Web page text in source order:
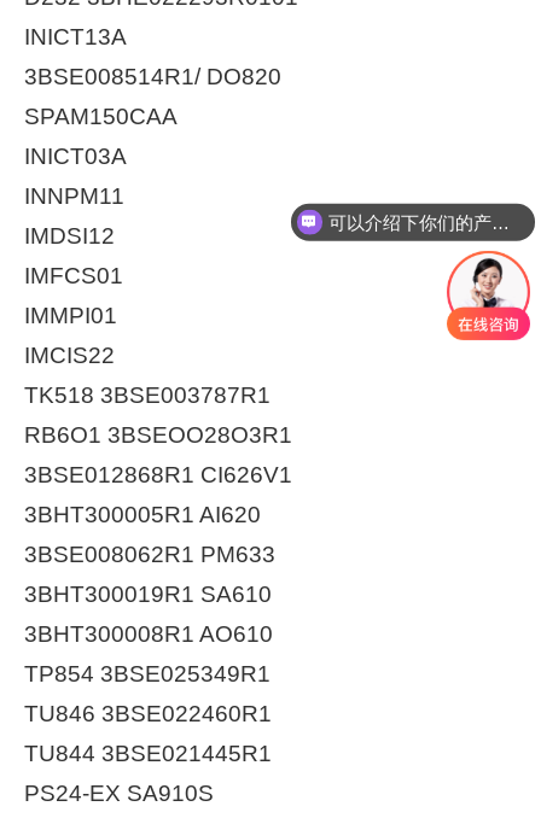
INICT13A
3BSE008514R1/ DO820
SPAM150CAA
INICT03A
INNPM11
IMDSI12
IMFCS01
IMMPI01
IMCIS22
TK518 3BSE003787R1
RB6O1 3BSEOO28O3R1
3BSE012868R1 CI626V1
3BHT300005R1 AI620
3BSE008062R1 PM633
3BHT300019R1 SA610
3BHT300008R1 AO610
TP854 3BSE025349R1
TU846 3BSE022460R1
TU844 3BSE021445R1
PS24-EX SA910S
你们是怎么收费的呢